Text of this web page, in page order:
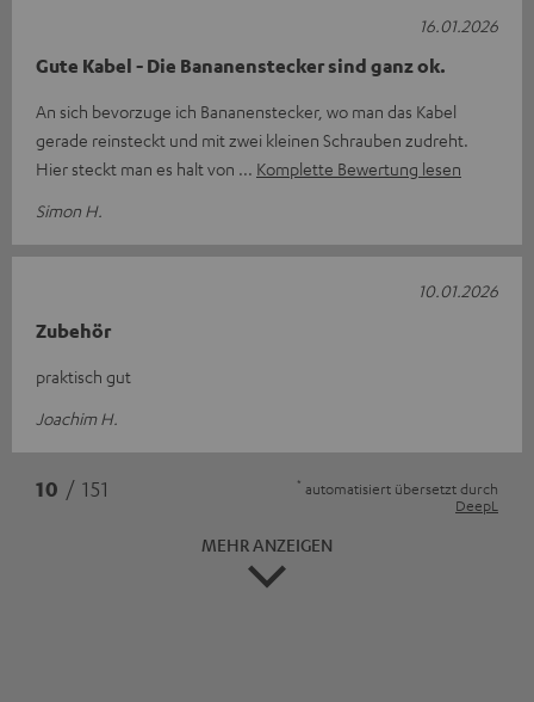
Gute Kabel - Die Bananenstecker sind ganz ok.
An sich bevorzuge ich Bananenstecker, wo man das Kabel
gerade reinsteckt und mit zwei kleinen Schrauben zudreht.
Hier steckt man es halt von
Komplette Bewertung lesen
Simon H.
16.01.2026
Zubehör
praktisch gut
Joachim H.
10.01.2026
10 / 151 * automatisiert übersetzt durch
DeepL
MEHR ANZEIGEN